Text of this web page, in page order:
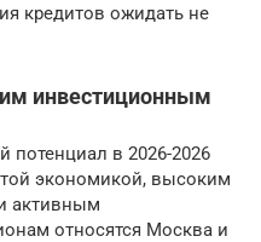
кредитов ожидать не
инвестиционным
в 2026-2026
экономикой, высоким
активным
относятся Москва и